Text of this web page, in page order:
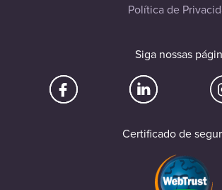
Política de
Siga nossas
Certificado de